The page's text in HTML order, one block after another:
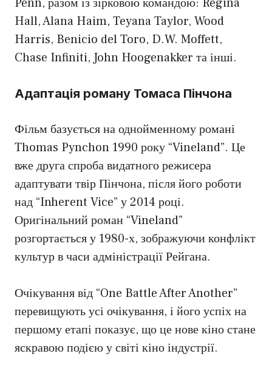
Penn, разом із зірковою командою: Regina
Hall, Alana Haim, Teyana Taylor, Wood
Harris, Benicio del Toro, D.W. Moffett,
Chase Infiniti, John Hoogenakker та інші.
Адаптація роману Томаса Пінчона
Фільм базується на однойменному романі
Thomas Pynchon 1990 року “Vineland”. Це
вже друга спроба видатного режисера
адаптувати твір Пінчона, після його роботи
над “Inherent Vice” у 2014 році.
Оригінальний роман “Vineland”
розгортається у 1980-х, зображуючи конфлікт
культур в часи адміністрації Рейгана.
Очікування від “One Battle After Another”
перевищують усі очікування, і його успіх на
першому етапі показує, що це нове кіно стане
яскравою подією у світі кіно індустрії.